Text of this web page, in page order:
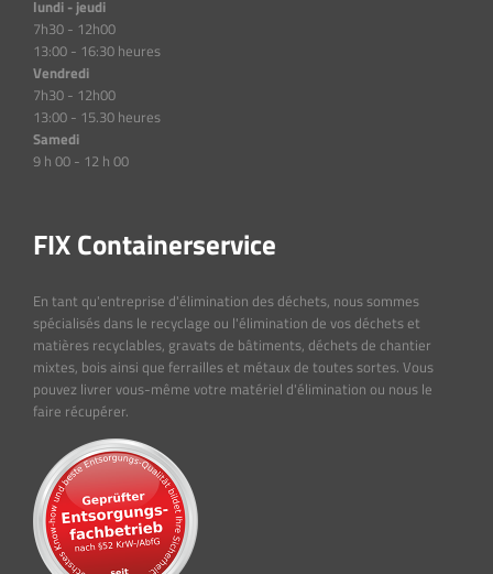
lundi - jeudi
7h30 - 12h00
13:00 - 16:30 heures
Vendredi
7h30 - 12h00
13:00 - 15.30 heures
Samedi
9 h 00 - 12 h 00
FIX Containerservice
En tant qu'entreprise d'élimination des déchets, nous sommes
spécialisés dans le recyclage ou l'élimination de vos déchets et
matières recyclables, gravats de bâtiments, déchets de chantier
mixtes, bois ainsi que ferrailles et métaux de toutes sortes. Vous
pouvez livrer vous-même votre matériel d'élimination ou nous le
faire récupérer.